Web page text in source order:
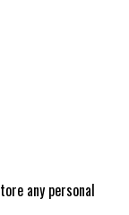
any personal